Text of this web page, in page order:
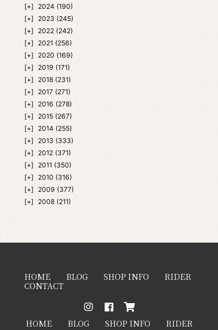
2024 (190)
2023 (245)
2022 (242)
2021 (256)
2020 (169)
2019 (171)
2018 (231)
2017 (271)
2016 (278)
2015 (267)
2014 (255)
2013 (333)
2012 (371)
2011 (350)
2010 (316)
2009 (377)
2008 (211)
HOME BLOG SHOP INFO RIDER
CONTACT
HOME BLOG SHOP INFO RIDER